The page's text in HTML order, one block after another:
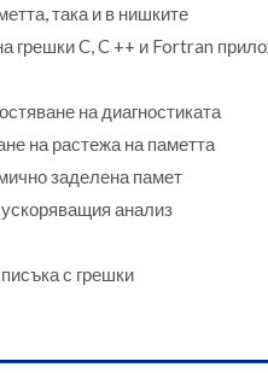
така и в нишките
грешки C, C ++ и Fortran
на диагностиката
на растежа на паметта
заделена памет
анализ
с грешки